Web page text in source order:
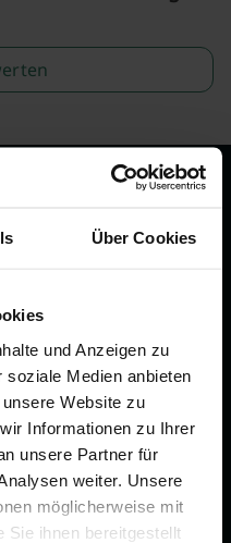
Über Cookies
und Anzeigen zu
soziale Medien anbieten
Website zu
Informationen zu Ihrer
unsere Partner für
weiter. Unsere
möglicherweise mit
Sie ihnen bereitgestellt
rund
&
BESTATTER
Portal
registrieren